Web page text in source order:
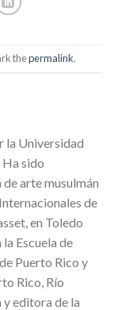
thepermalink.
la Universidad
sido
arte musulmán
de
en Toledo
Escuela de
Puerto Rico y
Rico, Río
y editora de la